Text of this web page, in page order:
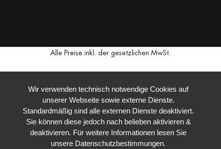
Alle Preise inkl. der gesetzlichen MwSt.
Wir verwenden technisch notwendige Cookies auf
unserer Webseite sowie externe Dienste.
Standardmäßig sind alle externen Dienste deaktiviert.
Sie können diese jedoch nach belieben aktivieren &
deaktivieren. Für weitere Informationen lesen Sie
unsere Datenschutzbestimmungen.